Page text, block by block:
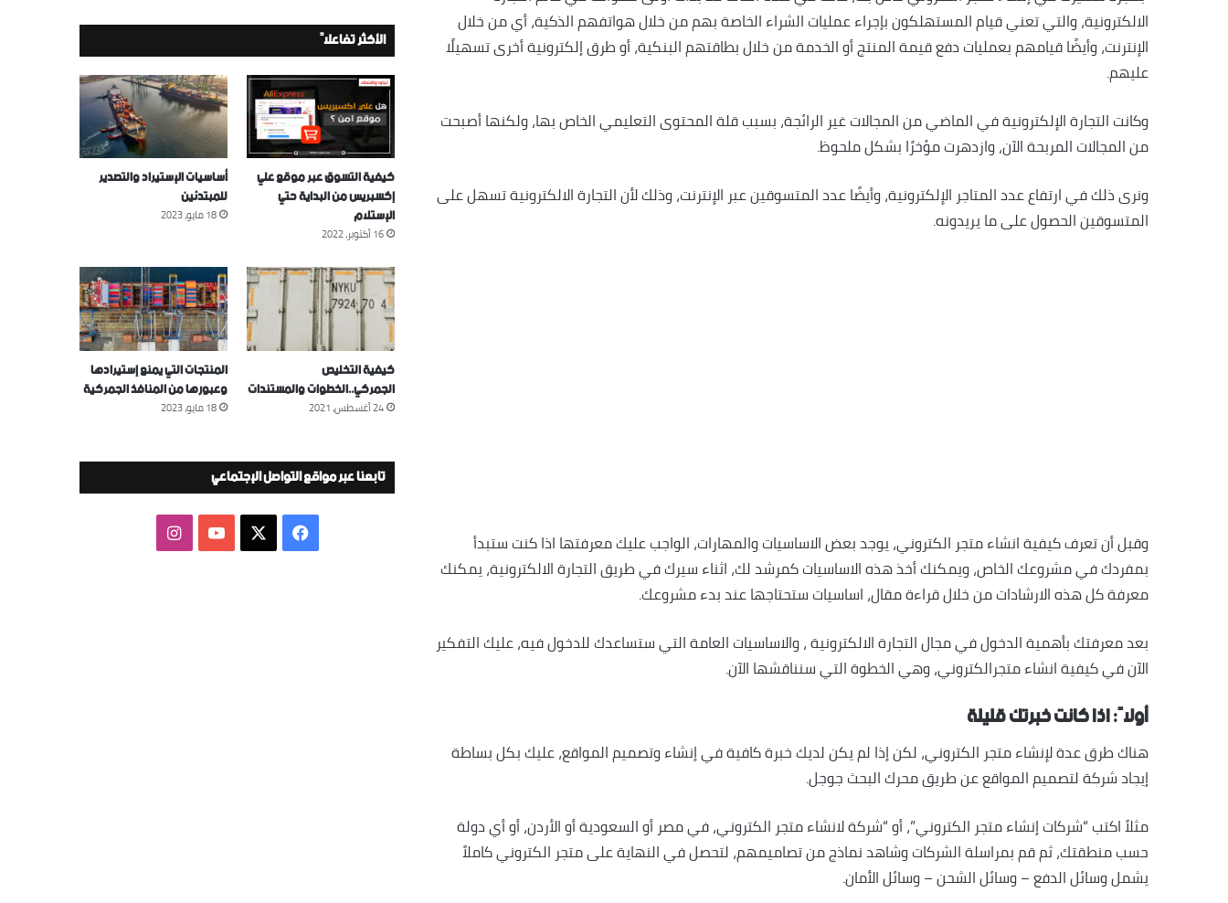
الالكترونية، والتي تعني قيام المستهلكون بإجراء عمليات الشراء الخاصة بهم من خلال هواتفهم الذكية، أي من خلال
الإنترنت، وأيضًا قيامهم بعمليات دفع قيمة المنتج أو الخدمة من خلال بطاقتهم البنكية، أو طرق إلكترونية أخرى تسهيلًا
عليهم.
وكانت التجارة الإلكترونية في الماضي من المجالات غير الرائجة، بسبب قلة المحتوى التعليمي الخاص بها، ولكنها أصبحت
من المجالات المربحة الآن، وازدهرت مؤخرًا بشكل ملحوظ.
ونرى ذلك في ارتفاع عدد المتاجر الإلكترونية، وأيضًا عدد المتسوقين عبر الإنترنت، وذلك لأن التجارة الالكترونية تسهل على
المتسوقين الحصول على ما يريدونه.
وقبل أن تعرف كيفية انشاء متجر الكتروني، يوجد بعض الاساسيات والمهارات، الواجب عليك معرفتها اذا كنت ستبدأ
بمفردك في مشروعك الخاص، ويمكنك أخذ هذه الاساسيات كمرشد لك، اثناء سيرك في طريق التجارة الالكترونية، يمكنك
معرفة كل هذه الارشادات من خلال قراءة مقال، اساسيات ستحتاجها عند بدء مشروعك.
بعد معرفتك بأهمية الدخول في مجال التجارة الالكترونية ، والاساسيات العامة التي ستساعدك للدخول فيه، عليك التفكير
الآن في كيفية انشاء متجرالكتروني، وهي الخطوة التي سنناقشها الآن.
أولاً: اذا كانت خبرتك قليلة
هناك طرق عدة لإنشاء متجر الكتروني، لكن إذا لم يكن لديك خبرة كافية في إنشاء وتصميم المواقع، عليك بكل بساطة
إيجاد شركة لتصميم المواقع عن طريق محرك البحث جوجل.
مثلاً اكتب “شركات إنشاء متجر الكتروني”، أو “شركة لانشاء متجر الكتروني، في مصر أو السعودية أو الأردن، أو أي دولة
حسب منطقتك، ثم قم بمراسلة الشركات وشاهد نماذج من تصاميمهم، لتحصل في النهاية على متجر الكتروني كاملاً
يشمل وسائل الدفع – وسائل الشحن – وسائل الأمان.
الأكثر تفاعلاً
كيفية التسوق عبر موقع علي
إكسبريس من البداية حتي
الإستلام
16 أكتوبر، 2022
أساسيات الإستيراد والتصدير
للمبتدئين
18 مايو، 2023
كيفية التخليص
الجمركي..الخطوات والمستندات
24 أغسطس، 2021
المنتجات التي يمنع إستيرادها
وعبورها من المنافذ الجمركية
18 مايو، 2023
تابعنا عبر مواقع التواصل الإجتماعي
فيسبوك ‫YouTubeانستقرام